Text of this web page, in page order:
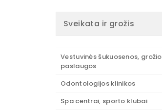
Sveikata ir grožis
Vestuvinės šukuosenos, grožio
paslaugos
Odontologijos klinikos
Spa centrai, sporto klubai